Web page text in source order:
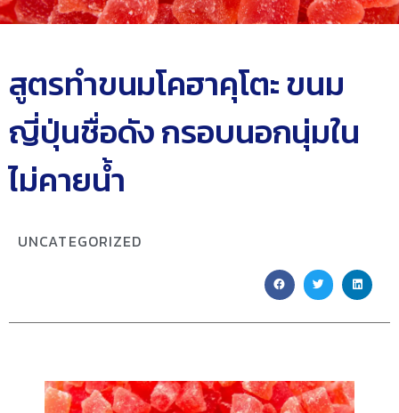
สูตรทำขนมโคฮาคุโตะ ขนม
ญี่ปุ่นชื่อดัง กรอบนอกนุ่มใน
ไม่คายน้ำ
UNCATEGORIZED